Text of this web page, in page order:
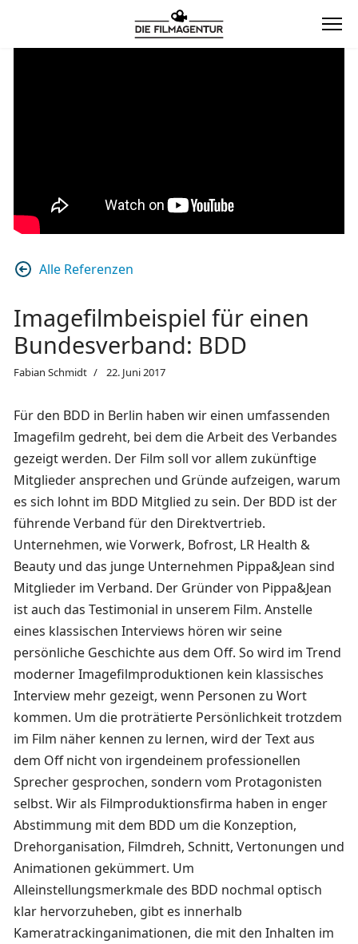
Alle Referenzen
Imagefilmbeispiel für einen
Bundesverband: BDD
Fabian Schmidt 22. Juni 2017
Für den BDD in Berlin haben wir einen umfassenden
Imagefilm gedreht, bei dem die Arbeit des Verbandes
gezeigt werden. Der Film soll vor allem zukünftige
Mitglieder ansprechen und Gründe aufzeigen, warum
es sich lohnt im BDD Mitglied zu sein. Der BDD ist der
führende Verband für den Direktvertrieb.
Unternehmen, wie Vorwerk, Bofrost, LR Health &
Beauty und das junge Unternehmen Pippa&Jean sind
Mitglieder im Verband. Der Gründer von Pippa&Jean
ist auch das Testimonial in unserem Film. Anstelle
eines klassischen Interviews hören wir seine
persönliche Geschichte aus dem Off. So wird im Trend
moderner Imagefilmproduktionen kein klassisches
Interview mehr gezeigt, wenn Personen zu Wort
kommen. Um die proträtierte Persönlichkeit trotzdem
im Film näher kennen zu lernen, wird der Text aus
dem Off nicht von irgendeinem professionellen
Sprecher gesprochen, sondern vom Protagonisten
selbst. Wir als Filmproduktionsfirma haben in enger
Abstimmung mit dem BDD um die Konzeption,
Drehorganisation, Filmdreh, Schnitt, Vertonungen und
Animationen gekümmert. Um
Alleinstellungsmerkmale des BDD nochmal optisch
klar hervorzuheben, gibt es innerhalb
Kameratrackinganimationen, die mit den Inhalten im